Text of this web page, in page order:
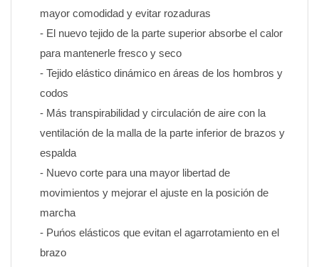
mayor comodidad y evitar rozaduras
- El nuevo tejido de la parte superior absorbe el calor
para mantenerle fresco y seco
- Tejido elástico dinámico en áreas de los hombros y
codos
- Más transpirabilidad y circulación de aire con la
ventilación de la malla de la parte inferior de brazos y
espalda
- Nuevo corte para una mayor libertad de
movimientos y mejorar el ajuste en la posición de
marcha
- Puńos elásticos que evitan el agarrotamiento en el
brazo